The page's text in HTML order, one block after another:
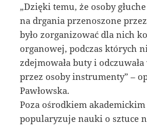
„Dzięki temu, że osoby
na drgania przenoszone
było zorganizować dla nich
organowej, podczas których
zdejmowała buty i
przez osoby instrumenty” –
Pawłowska.
Poza ośrodkiem
popularyzuje nauki o sztuce